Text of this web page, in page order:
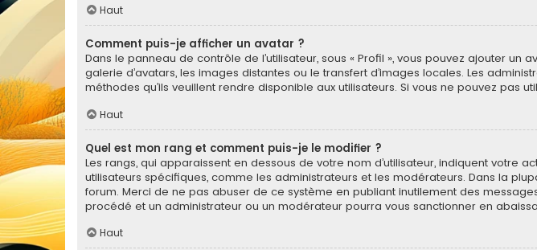
Haut
Comment puis-je afficher un avatar ?
Dans le panneau de contrôle de l’utilisateur, sous « Profil », vous pouvez ajouter
galerie d’avatars, les images distantes ou le transfert d’images locales. Les
méthodes qu’ils veuillent rendre disponible aux utilisateurs. Si vous ne pouvez pas
Haut
Quel est mon rang et comment puis-je le modifier ?
Les rangs, qui apparaissent en dessous de votre nom d’utilisateur, indiquent
utilisateurs spécifiques, comme les administrateurs et les modérateurs. Dans la
forum. Merci de ne pas abuser de ce système en publiant inutilement des
procédé et un administrateur ou un modérateur pourra vous sanctionner en
Haut